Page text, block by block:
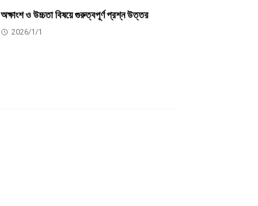
অক্ষাংশ ও উচ্চতা বিষয়ে গুরুত্বপূর্ণ প্রশ্ন উত্তর
2026/1/1